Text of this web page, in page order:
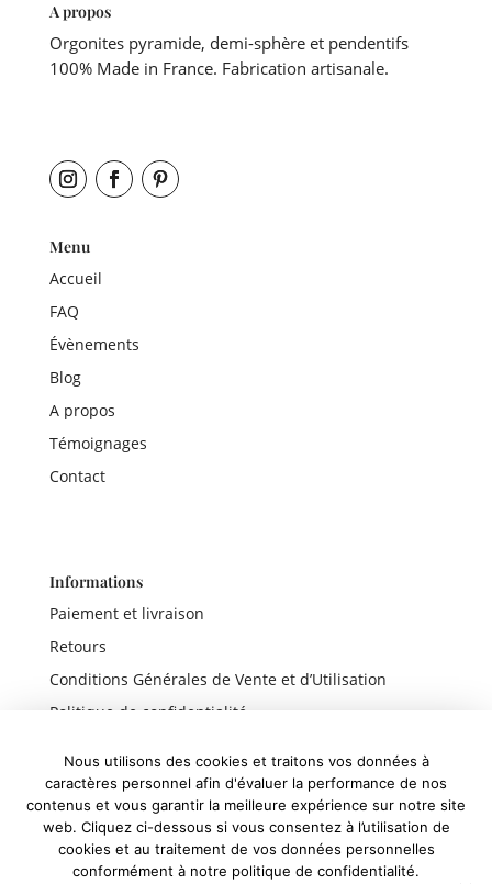
A propos
Orgonites pyramide, demi-sphère et pendentifs
100% Made in France. Fabrication artisanale.
Menu
Accueil
FAQ
Évènements
Blog
A propos
Témoignages
Contact
Informations
Paiement et livraison
Retours
Conditions Générales de Vente et d’Utilisation
Politique de confidentialité
Liens rapides
Nous utilisons des cookies et traitons vos données à
caractères personnel afin d'évaluer la performance de nos
contenus et vous garantir la meilleure expérience sur notre site
web. Cliquez ci-dessous si vous consentez à l’utilisation de
cookies et au traitement de vos données personnelles
conformément à notre politique de confidentialité.